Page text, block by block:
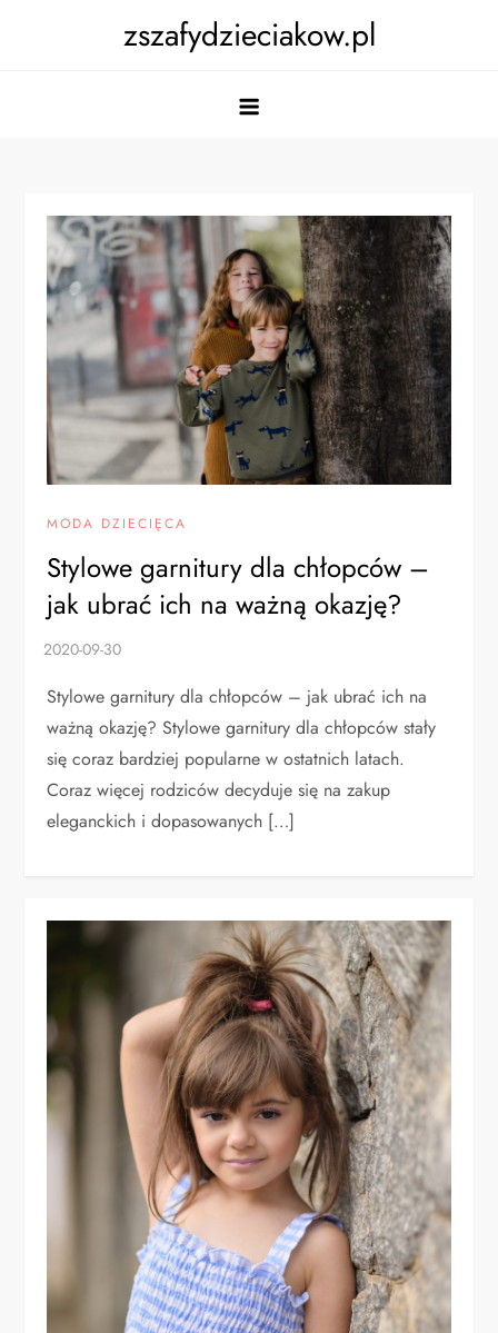
zszafydzieciakow.pl
MODA DZIECIĘCA
Stylowe garnitury dla chłopców –
jak ubrać ich na ważną okazję?
Stylowe garnitury dla chłopców – jak ubrać ich na
ważną okazję? Stylowe garnitury dla chłopców stały
się coraz bardziej popularne w ostatnich latach.
Coraz więcej rodziców decyduje się na zakup
eleganckich i dopasowanych […]